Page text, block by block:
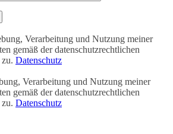
Verarbeitung und Nutzung meiner
gemäß der datenschutzrechtlichen
Datenschutz
Verarbeitung und Nutzung meiner
gemäß der datenschutzrechtlichen
Datenschutz